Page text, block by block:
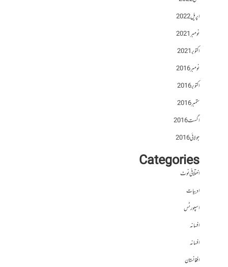
اپریل 2022
نومبر 2021
اکتوبر 2021
نومبر 2016
اکتوبر 2016
ستمبر 2016
اگست 2016
جولائی 2016
Categories
اختلافی نوٹ
ادبیات
اسپورٹس
افسانہ
افسانہ
افغانستان